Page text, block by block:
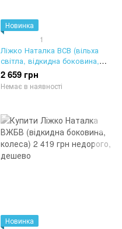
Новинка
1
Ліжко Наталка ВСВ (вільха
світла, відкидна боковина,
колеса)
2 659 грн
Немає в наявності
Новинка